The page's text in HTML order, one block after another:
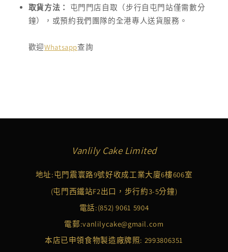
取貨方法：
屯門門店自取（步行自屯門站僅需數分
鐘），或預約我們團隊的全港專人送貨服務。
歡迎Whatsapp查詢
Vanlily Cake Limited
地址:屯門震寰路9號好收成工業大廈6樓606室
(屯門西鐵站F2出口，步行約3-5分鐘)
電話:(852) 9061 5904
電郵:vanlilycake@gmail.com
本店已申領食物製造廠牌照: 2993806351